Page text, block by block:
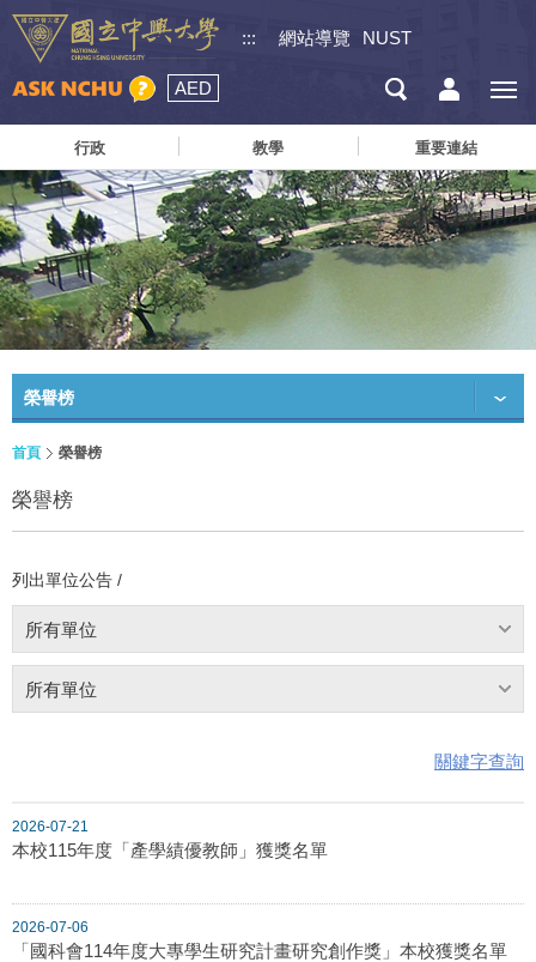
::: 網站導覽 NUST
AED
行政 教學 重要連結
榮譽榜
首頁 榮譽榜
榮譽榜
列出單位公告 /
所有單位
所有單位
關鍵字查詢
2026-07-21
本校115年度「產學績優教師」獲獎名單
2026-07-06
「國科會114年度大專學生研究計畫研究創作獎」本校獲獎名單